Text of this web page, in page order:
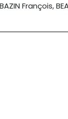
François,